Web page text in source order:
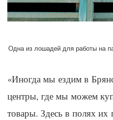
Одна из лошадей для работы на
«Иногда мы ездим в
центры, где мы можем
товары. Здесь в полях их